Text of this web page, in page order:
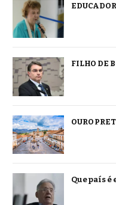
FILHO DE
OURO
Que país é